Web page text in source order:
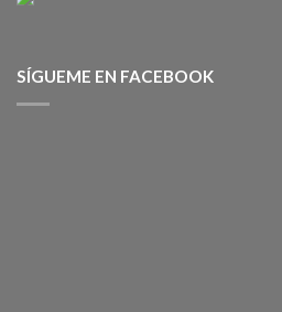
SÍGUEME EN FACEBOOK